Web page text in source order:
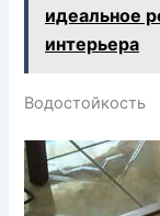
идеальное
интерьера
Водостойкость